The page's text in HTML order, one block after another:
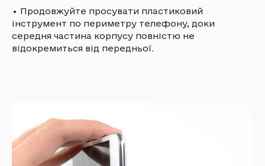
• Продовжуйте просувати пластиковий
інструмент по периметру телефону, доки
середня частина корпусу повністю не
відокремиться від передньої.